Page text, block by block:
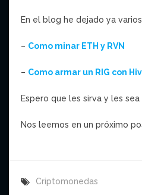
En el blog he dejado ya
– Como minar ETH y RVN
– Como armar un RIG con
Espero que les sirva y les
Nos leemos en un próximo
Criptomonedas